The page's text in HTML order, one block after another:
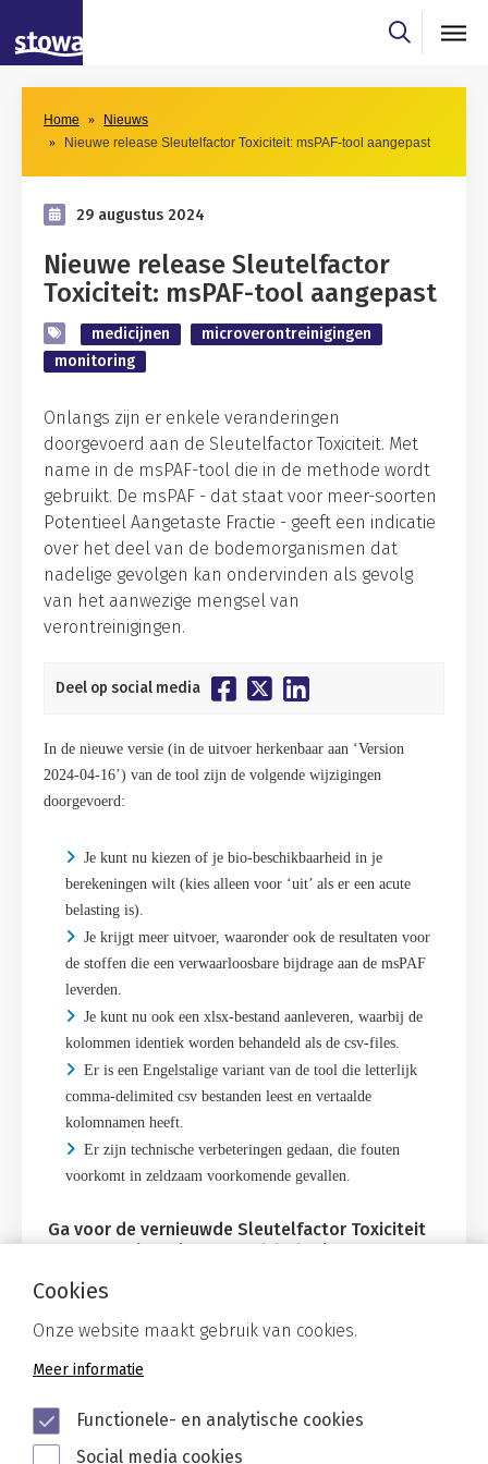
Skip to main content
Skip to main nav
Home
Nieuws
Nieuwe release Sleutelfactor Toxiciteit: msPAF-tool aangepast
29 augustus 2024
Nieuwe release Sleutelfactor
Toxiciteit: msPAF-tool aangepast
medicijnen
microverontreinigingen
monitoring
Onlangs zijn er enkele veranderingen
doorgevoerd aan de Sleutelfactor Toxiciteit. Met
name in de msPAF-tool die in de methode wordt
gebruikt. De msPAF - dat staat voor meer-soorten
Potentieel Aangetaste Fractie - geeft een indicatie
over het deel van de bodemorganismen dat
nadelige gevolgen kan ondervinden als gevolg
van het aanwezige mengsel van
verontreinigingen.
Deel op social media
In de nieuwe versie (in de uitvoer herkenbaar aan ‘Version
2024-04-16’) van de tool zijn de volgende wijzigingen
doorgevoerd:
Je kunt nu kiezen of je bio-beschikbaarheid in je
berekeningen wilt (kies alleen voor ‘uit’ als er een acute
belasting is).
Je krijgt meer uitvoer, waaronder ook de resultaten voor
de stoffen die een verwaarloosbare bijdrage aan de msPAF
leverden.
Je kunt nu ook een xlsx-bestand aanleveren, waarbij de
kolommen identiek worden behandeld als de csv-files.
Er is een Engelstalige variant van de tool die letterlijk
comma-delimited csv bestanden leest en vertaalde
kolomnamen heeft.
Er zijn technische verbeteringen gedaan, die fouten
voorkomt in zeldzaam voorkomende gevallen.
Ga voor de vernieuwde Sleutelfactor Toxiciteit
naarwww.sleutelfactortoxiciteit.nl
Gerelateerd
Cookies
Onze website maakt gebruik van cookies.
Meer informatie
Functionele- en analytische cookies
Social media cookies